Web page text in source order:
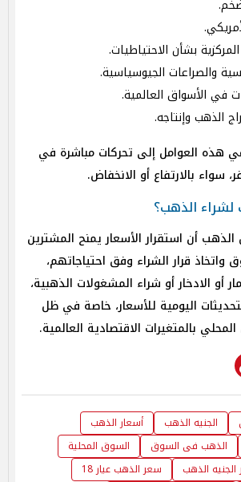
بشأن الاحتياطيات.
والصراعات الجيوسياسية.
في الأسواق العالمية.
الذهب وإنتاجه.
هذه العوامل إلى تحركات مباشرة في
سواء بالارتفاع أو الانخفاض.
الذهب؟
أن استقرار الأسعار يمنح المشترين
واتخاذ قرار الشراء وفق احتياجاتهم،
أو الادخار أو شراء المشغولات الذهبية،
اليومية للأسعار، خاصة في ظل
بالمتغيرات الاقتصادية العالمية.
الجنيه الذهب
أسعار الذهب
الذهب فى السوق
السوق المحلية
الذهب
سعر الذهب عيار 18